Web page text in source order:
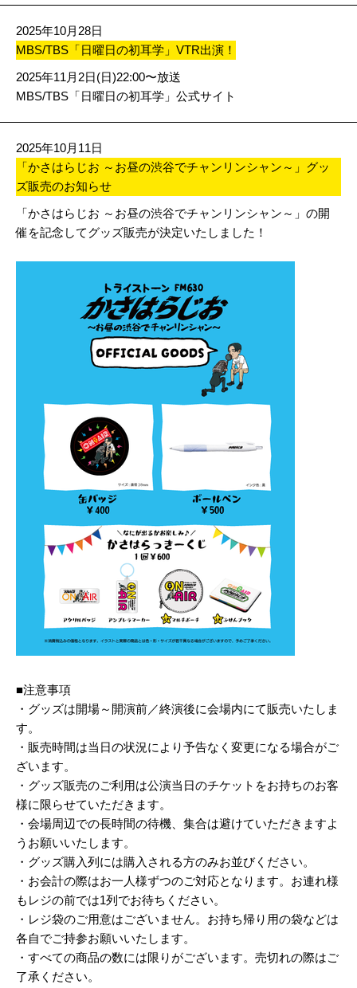
2025年10月28日
MBS/TBS「日曜日の初耳学」VTR出演！
2025年11月2日(日)22:00〜放送
MBS/TBS「日曜日の初耳学」公式サイト
2025年10月11日
「かさはらじお ～お昼の渋谷でチャンリンシャン～」グッ
ズ販売のお知らせ
「かさはらじお ～お昼の渋谷でチャンリンシャン～」の開
催を記念してグッズ販売が決定いたしました！
■注意事項
・グッズは開場～開演前／終演後に会場内にて販売いたしま
す。
・販売時間は当日の状況により予告なく変更になる場合がご
ざいます。
・グッズ販売のご利用は公演当日のチケットをお持ちのお客
様に限らせていただきます。
・会場周辺での長時間の待機、集合は避けていただきますよ
うお願いいたします。
・グッズ購入列には購入される方のみお並びください。
・お会計の際はお一人様ずつのご対応となります。お連れ様
もレジの前では1列でお待ちください。
・レジ袋のご用意はございません。お持ち帰り用の袋などは
各自でご持参お願いいたします。
・すべての商品の数には限りがございます。売切れの際はご
了承ください。